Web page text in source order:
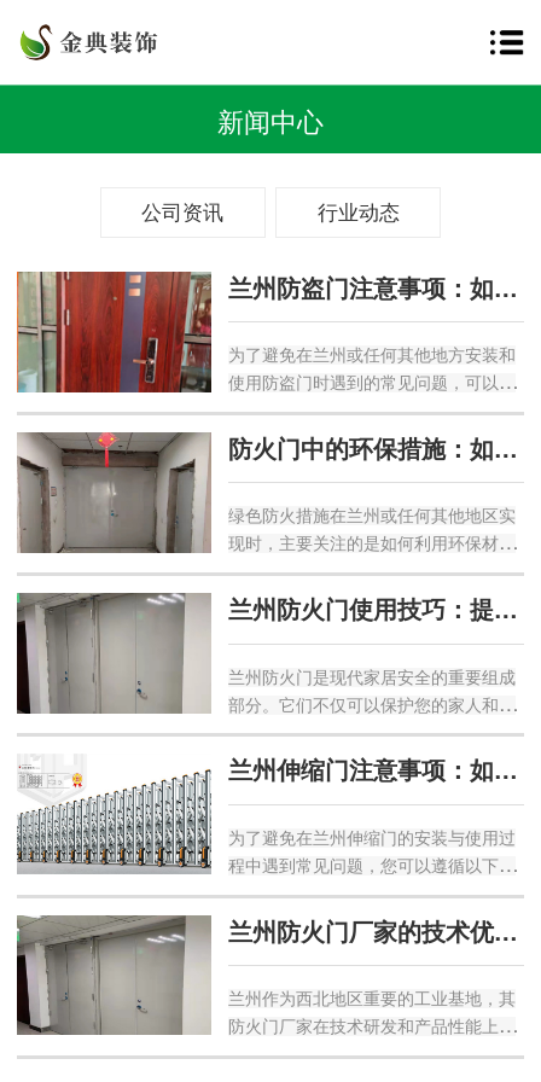
新闻中心
公司资讯 行业动态
兰州防盗门注意事项：如何避免安装与使用中的常见问题？
为了避免在兰州或任何其他地方安装和
使用防盗门时遇到的常见问题，可以遵
循以下建议：安装注意事项选择合适的
门型和材质：确保选择的防盗门具备良
好的防盗性能。钢质门或铝合金门通常
至少为2.5毫米。尺寸匹配：门的尺寸要
与门洞精确匹配，通常门的宽度和高度
应该略小于门洞尺寸，以便...
防火门中的环保措施：如何实现绿色防火？
绿色防火措施在兰州或任何其他地区实
现时，主要关注的是如何利用环保材料
和技术来提高防火性能的同时减少对环
境的影响。以下是一些可以采取的措
施：绿色防火门的具体环保措施使用环
例如竹材、回收钢材或其他可持续来源
的原材料。使用低挥发性有机化合物
（VOC）的涂料和粘合剂，以减少...
兰州防火门使用技巧：提升防火性能的5个秘诀
兰州防火门是现代家居安全的重要组成
部分。它们不仅可以保护您的家人和财
产免受火灾的侵害，还可以提供安全出
口，以便紧急情况下迅速疏散。如果您
拥有一扇兰州防火门，正确的使用和维
文中，我们将介绍兰州防火门的使用技
巧，帮助您提升其防火性能，保护您的
家人和财产安全。1. 定期检...
兰州伸缩门注意事项：如何避免安装与使用中的常见问题？
为了避免在兰州伸缩门的安装与使用过
程中遇到常见问题，您可以遵循以下建
议：安装前注意事项地面处理：确保安
装地点的地面完全平整。任何不平整都
可能导致门体运行不畅或加速部件磨
备：确保伸缩门前已接通电源，并且预
留了足够的电力支持后续安装工作正常
进行。卸货小心：由于伸缩门轮罩边...
兰州防火门厂家的技术优势与产品特点
兰州作为西北地区重要的工业基地，其
防火门厂家在技术研发和产品性能上具
有区域特色和行业竞争力。以下是兰州